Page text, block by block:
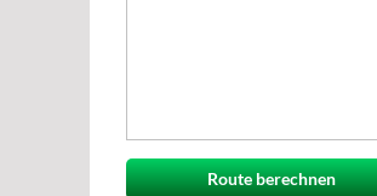
Route berechnen